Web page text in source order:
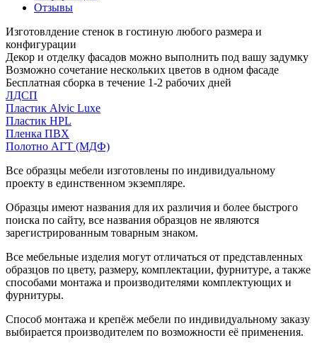
Отзывы
Изготовлдение стенок в гостиную любого размера и
конфигурации
Декор и отделку фасадов можно выполнить под вашу задумку
Возможно сочетание нескольких цветов в одном фасаде
Бесплатная сборка в течение 1-2 рабочих дней
ЛДСП
Пластик Alvic Luxe
Пластик HPL
Пленка ПВХ
Полотно АГТ (МДФ)
Все образцы мебели изготовлены по индивидуальному
проекту в единственном экземпляре.
Образцы имеют названия для их различия и более быстрого
поиска по сайту, все названия образцов не являются
зарегистрированным товарным знаком.
Все мебельные изделия могут отличаться от представленных
образцов по цвету, размеру, комплектации, фурнитуре, а также
способами монтажа и производителями комплектующих и
фурнитуры.
Способ монтажа и крепёж мебели по индивидуальному заказу
выбирается производителем по возможности её применения.